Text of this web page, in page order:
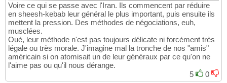
Voire ce qui se passe avec l'Iran. Ils commencent par réduire
en sheesh-kebab leur général le plus important, puis ensuite ils
mettent la pression. Des méthodes de négociations, euh,
musclées.
Oué, leur méthode n'est pas toujours délicate ni forcément très
légale ou très morale. J'imagine mal la tronche de nos "amis"
américain si on atomisait un de leur généraux par ce qu'on ne
l'aime pas ou qu'il nous dérange.
5
0